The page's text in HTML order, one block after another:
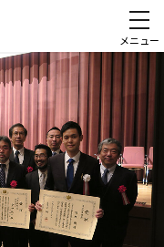
メニュー